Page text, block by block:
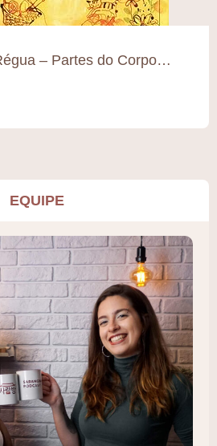
– Partes do Corpo…
EQUIPE